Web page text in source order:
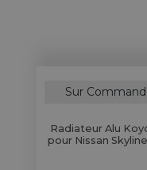
Sur
Radiateur Alu
pour Nissan